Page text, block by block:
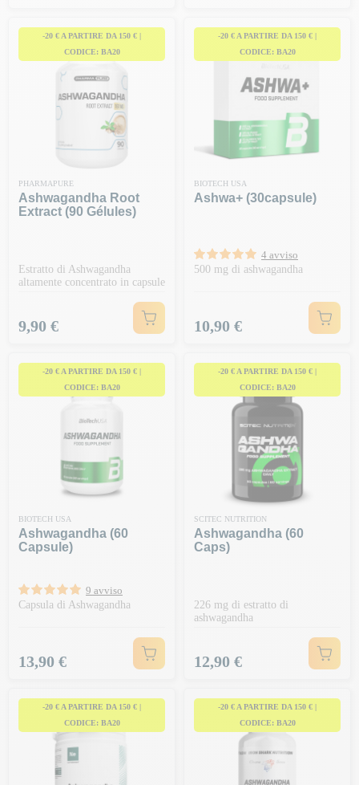
-20 € A PARTIRE DA 150 € |
CODICE: BA20
PHARMAPURE
Ashwagandha Root
Extract (90 Gélules)
Estratto di Ashwagandha
altamente concentrato in capsule
Prezzo
9,90 €
-20 € A PARTIRE DA 150 € |
CODICE: BA20
BIOTECH USA
Ashwa+ (30capsule)
4 avviso
500 mg di ashwagandha
Prezzo
10,90 €
-20 € A PARTIRE DA 150 € |
CODICE: BA20
BIOTECH USA
Ashwagandha (60
Capsule)
9 avviso
Capsula di Ashwagandha
Prezzo
13,90 €
-20 € A PARTIRE DA 150 € |
CODICE: BA20
SCITEC NUTRITION
Ashwagandha (60
Caps)
226 mg di estratto di
ashwagandha
Prezzo
12,90 €
-20 € A PARTIRE DA 150 € |
CODICE: BA20
-20 € A PARTIRE DA 150 € |
CODICE: BA20